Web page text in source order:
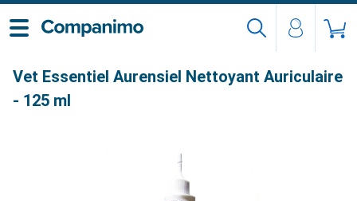
Vet Essentiel Aurensiel Nettoyant Auriculaire
- 125 ml